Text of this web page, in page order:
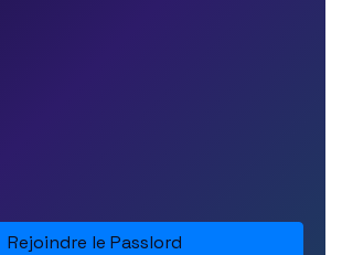
Rejoindre le Passlord